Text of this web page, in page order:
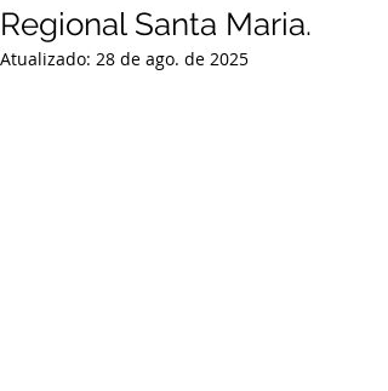
Regional Santa Maria.
Atualizado: 28 de ago. de 2025